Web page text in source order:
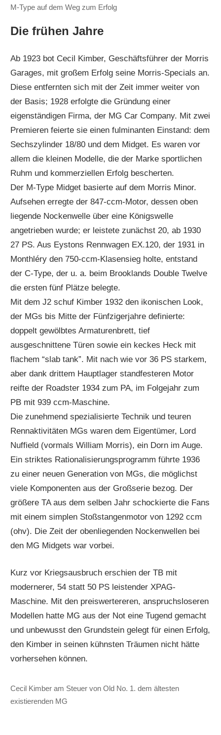
M-Type auf dem Weg zum Erfolg
Die frühen Jahre
Ab 1923 bot Cecil Kimber, Geschäftsführer der Morris
Garages, mit großem Erfolg seine Morris-Specials an.
Diese entfernten sich mit der Zeit immer weiter von
der Basis; 1928 erfolgte die Gründung einer
eigenständigen Firma, der MG Car Company. Mit zwei
Premieren feierte sie einen fulminanten Einstand: dem
Sechszylinder 18/80 und dem Midget. Es waren vor
allem die kleinen Modelle, die der Marke sportlichen
Ruhm und kommerziellen Erfolg bescherten.
Der M-Type Midget basierte auf dem Morris Minor.
Aufsehen erregte der 847-ccm-Motor, dessen oben
liegende Nockenwelle über eine Königswelle
angetrieben wurde; er leistete zunächst 20, ab 1930
27 PS. Aus Eystons Rennwagen EX.120, der 1931 in
Monthléry den 750-ccm-Klasensieg holte, entstand
der C-Type, der u. a. beim Brooklands Double Twelve
die ersten fünf Plätze belegte.
Mit dem J2 schuf Kimber 1932 den ikonischen Look,
der MGs bis Mitte der Fünfzigerjahre definierte:
doppelt gewölbtes Armaturenbrett, tief
ausgeschnittene Türen sowie ein keckes Heck mit
flachem “slab tank”. Mit nach wie vor 36 PS starkem,
aber dank drittem Hauptlager standfesteren Motor
reifte der Roadster 1934 zum PA, im Folgejahr zum
PB mit 939 ccm-Maschine.
Die zunehmend spezialisierte Technik und teuren
Rennaktivitäten MGs waren dem Eigentümer, Lord
Nuffield (vormals William Morris), ein Dorn im Auge.
Ein striktes Rationalisierungsprogramm führte 1936
zu einer neuen Generation von MGs, die möglichst
viele Komponenten aus der Großserie bezog. Der
größere TA aus dem selben Jahr schockierte die Fans
mit einem simplen Stoßstangenmotor von 1292 ccm
(ohv). Die Zeit der obenliegenden Nockenwellen bei
den MG Midgets war vorbei.
Kurz vor Kriegsausbruch erschien der TB mit
modernerer, 54 statt 50 PS leistender XPAG-
Maschine. Mit den preiswertereren, anspruchsloseren
Modellen hatte MG aus der Not eine Tugend gemacht
und unbewusst den Grundstein gelegt für einen Erfolg,
den Kimber in seinen kühnsten Träumen nicht hätte
vorhersehen können.
Cecil Kimber am Steuer von Old No. 1. dem ältesten
existierenden MG